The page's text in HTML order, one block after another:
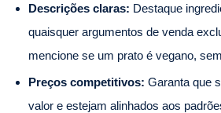
Descrições claras: Destaque
quaisquer argumentos de venda
mencione se um prato é vegano,
Preços competitivos: Garanta que
valor e estejam alinhados aos